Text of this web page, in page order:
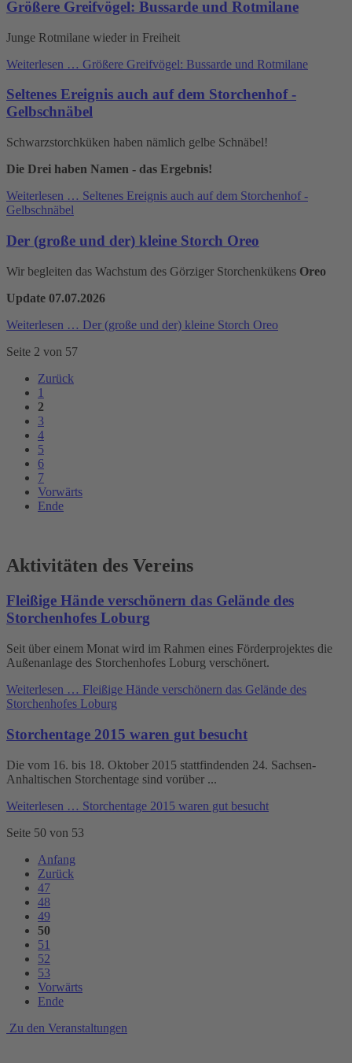
Größere Greifvögel: Bussarde und Rotmilane
Junge Rotmilane wieder in Freiheit
Weiterlesen … Größere Greifvögel: Bussarde und Rotmilane
Seltenes Ereignis auch auf dem Storchenhof -
Gelbschnäbel
Schwarzstorchküken haben nämlich gelbe Schnäbel!
Die Drei haben Namen - das Ergebnis!
Weiterlesen … Seltenes Ereignis auch auf dem Storchenhof -
Gelbschnäbel
Der (große und der) kleine Storch Oreo
Wir begleiten das Wachstum des Görziger Storchenkükens Oreo
Update 07.07.2026
Weiterlesen … Der (große und der) kleine Storch Oreo
Seite 2 von 57
Zurück
1
2
3
4
5
6
7
Vorwärts
Ende
Aktivitäten des Vereins
Fleißige Hände verschönern das Gelände des
Storchenhofes Loburg
Seit über einem Monat wird im Rahmen eines Förderprojektes die
Außenanlage des Storchenhofes Loburg verschönert.
Weiterlesen … Fleißige Hände verschönern das Gelände des
Storchenhofes Loburg
Storchentage 2015 waren gut besucht
Die vom 16. bis 18. Oktober 2015 stattfindenden 24. Sachsen-
Anhaltischen Storchentage sind vorüber ...
Weiterlesen … Storchentage 2015 waren gut besucht
Seite 50 von 53
Anfang
Zurück
47
48
49
50
51
52
53
Vorwärts
Ende
Zu den Veranstaltungen